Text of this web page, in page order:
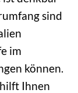
sind
im
können.
Ihnen